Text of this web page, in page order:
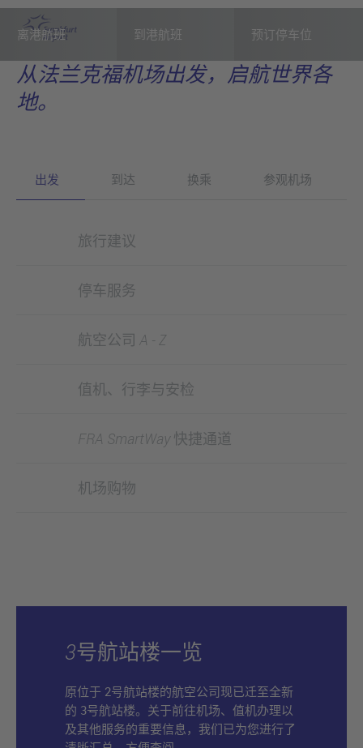
跳转至主页
离港航班
到港航班 预订停车位
从法兰克福机场出发，启航世界各
地。
出发 到达 换乘 参观机场
旅行建议
停车服务
航空公司 A - Z
值机、行李与安检
FRA SmartWay 快捷通道
机场购物
3号航站楼一览
原位于 2号航站楼的航空公司现已迁至全新
的 3号航站楼。关于前往机场、值机办理以
及其他服务的重要信息，我们已为您进行了